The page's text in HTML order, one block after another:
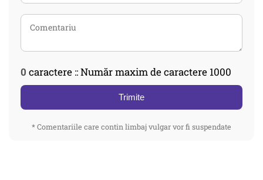
0 caractere :: Număr maxim de caractere 1000
Trimite
* Comentariile care contin limbaj vulgar vor fi suspendate